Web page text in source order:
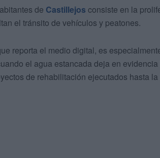
de Castillejos consiste en la
el tránsito de vehículos y peatones.
reporta el medio digital, es
el agua estancada deja en evidencia
de rehabilitación ejecutados hasta la